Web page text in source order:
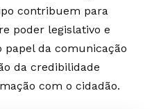
contribuem para
poder legislativo e
papel da comunicação
da credibilidade
com o cidadão.